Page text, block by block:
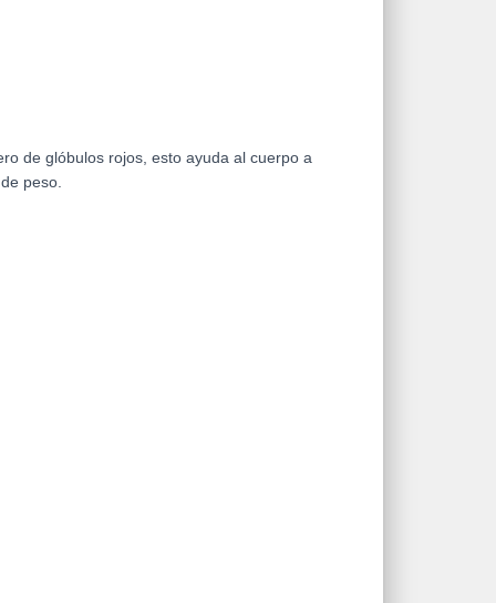
de glóbulos rojos, esto ayuda al cuerpo a
peso.